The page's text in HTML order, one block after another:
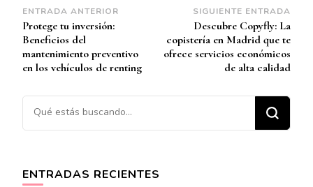
Navegación
de
entradas
ENTRADA ANTERIOR
Protege tu inversión:
Beneficios del
mantenimiento preventivo
en los vehículos de renting
SIGUIENTE ENTRADA
Descubre Copyfly: La
copistería en Madrid que te
ofrece servicios económicos
de alta calidad
¿Buscas algo?
ENTRADAS RECIENTES